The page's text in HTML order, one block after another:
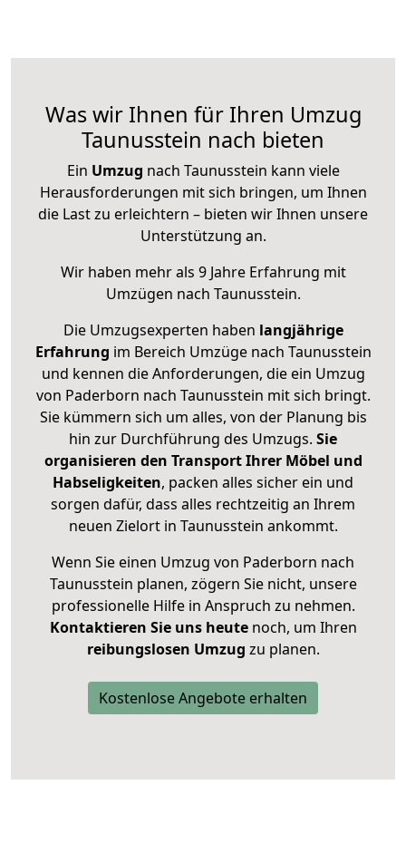
Was wir Ihnen für Ihren Umzug
Taunusstein nach bieten
Ein Umzug nach Taunusstein kann viele
Herausforderungen mit sich bringen, um Ihnen
die Last zu erleichtern – bieten wir Ihnen unsere
Unterstützung an.
Wir haben mehr als 9 Jahre Erfahrung mit
Umzügen nach Taunusstein.
Die Umzugsexperten haben langjährige
Erfahrung im Bereich Umzüge nach Taunusstein
und kennen die Anforderungen, die ein Umzug
von Paderborn nach Taunusstein mit sich bringt.
Sie kümmern sich um alles, von der Planung bis
hin zur Durchführung des Umzugs. Sie
organisieren den Transport Ihrer Möbel und
Habseligkeiten, packen alles sicher ein und
sorgen dafür, dass alles rechtzeitig an Ihrem
neuen Zielort in Taunusstein ankommt.
Wenn Sie einen Umzug von Paderborn nach
Taunusstein planen, zögern Sie nicht, unsere
professionelle Hilfe in Anspruch zu nehmen.
Kontaktieren Sie uns heutenoch, um Ihren
reibungslosen Umzug zu planen.
Kostenlose Angebote erhalten